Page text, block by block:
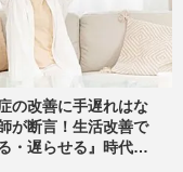
の改善に手遅れはな
が断言！生活改善で
・遅らせる』時代